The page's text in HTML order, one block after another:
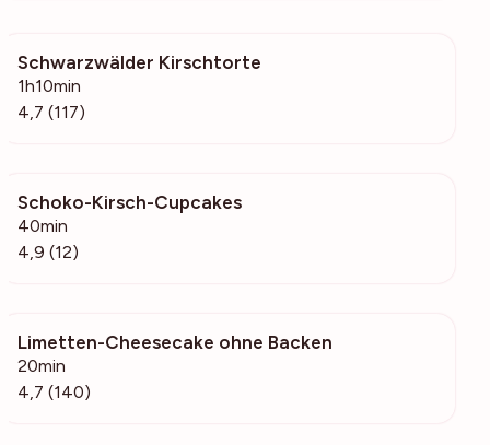
Schwarzwälder Kirschtorte
1h10min
4,7 (117)
Schoko-Kirsch-Cupcakes
40min
4,9 (12)
Limetten-Cheesecake ohne Backen
20min
4,7 (140)